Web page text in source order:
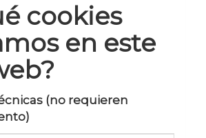
cookies
en este
(no requieren